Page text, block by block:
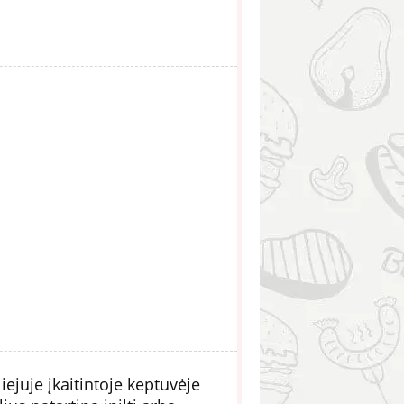
įkaitintoje keptuvėje